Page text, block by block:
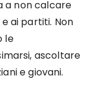
a non calcare
ai partiti. Non
le
ascoltare
e giovani.